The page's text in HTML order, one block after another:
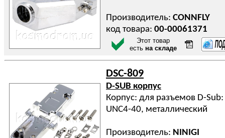
Производитель: CONNFLY
код товара: 00-00061371
Этот товар
есть на складе
DSC-809
D-SUB корпус
Корпус: для разъемов D-
UNC4-40, металлический
Производитель: NINIGI